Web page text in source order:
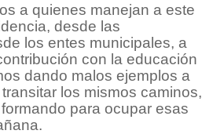
a quienes manejan a este
desde las
los entes municipales, a
con la educación
dando malos ejemplos a
los mismos caminos,
para ocupar esas